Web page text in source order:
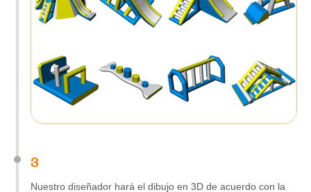
3
Nuestro diseñador hará el dibujo en 3D de acuerdo con la